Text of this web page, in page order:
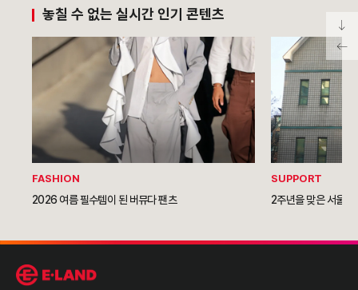
놓칠 수 없는 실시간 인기 콘텐츠
FASHION
2026 여름 필수템이 된 버뮤다 팬츠
SUPPORT
2주년을 맞은 서울역